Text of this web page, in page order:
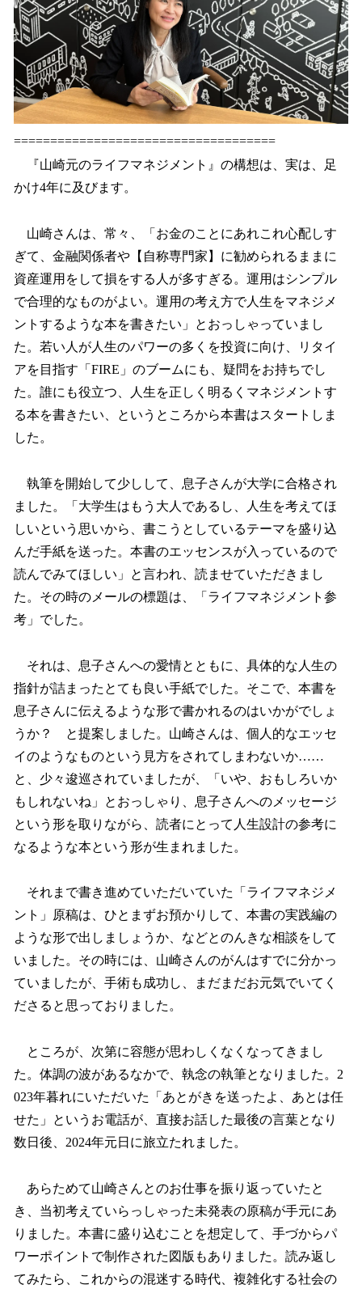
====================================
『山崎元のライフマネジメント』の構想は、実は、足
かけ4年に及びます。
山崎さんは、常々、「お金のことにあれこれ心配しす
ぎて、金融関係者や【自称専門家】に勧められるままに
資産運用をして損をする人が多すぎる。運用はシンプル
で合理的なものがよい。運用の考え方で人生をマネジメ
ントするような本を書きたい」とおっしゃっていまし
た。若い人が人生のパワーの多くを投資に向け、リタイ
アを目指す「FIRE」のブームにも、疑問をお持ちでし
た。誰にも役立つ、人生を正しく明るくマネジメントす
る本を書きたい、というところから本書はスタートしま
した。
執筆を開始して少しして、息子さんが大学に合格され
ました。「大学生はもう大人であるし、人生を考えてほ
しいという思いから、書こうとしているテーマを盛り込
んだ手紙を送った。本書のエッセンスが入っているので
読んでみてほしい」と言われ、読ませていただきまし
た。その時のメールの標題は、「ライフマネジメント参
考」でした。
それは、息子さんへの愛情とともに、具体的な人生の
指針が詰まったとても良い手紙でした。そこで、本書を
息子さんに伝えるような形で書かれるのはいかがでしょ
うか？ と提案しました。山崎さんは、個人的なエッセ
イのようなものという見方をされてしまわないか……
と、少々逡巡されていましたが、「いや、おもしろいか
もしれないね」とおっしゃり、息子さんへのメッセージ
という形を取りながら、読者にとって人生設計の参考に
なるような本という形が生まれました。
それまで書き進めていただいていた「ライフマネジメ
ント」原稿は、ひとまずお預かりして、本書の実践編の
ような形で出しましょうか、などとのんきな相談をして
いました。その時には、山崎さんのがんはすでに分かっ
ていましたが、手術も成功し、まだまだお元気でいてく
ださると思っておりました。
ところが、次第に容態が思わしくなくなってきまし
た。体調の波があるなかで、執念の執筆となりました。2
023年暮れにいただいた「あとがきを送ったよ、あとは任
せた」というお電話が、直接お話した最後の言葉となり
数日後、2024年元日に旅立たれました。
あらためて山崎さんとのお仕事を振り返っていたと
き、当初考えていらっしゃった未発表の原稿が手元にあ
りました。本書に盛り込むことを想定して、手づからパ
ワーポイントで制作された図版もありました。読み返し
てみたら、これからの混迷する時代、複雑化する社会の